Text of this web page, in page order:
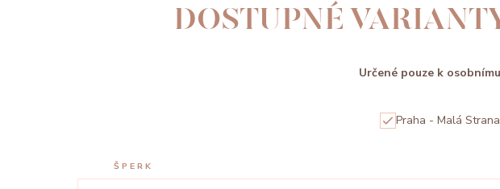
DOSTUPNÉ
Určené pouze k
Praha - Malá Strana
ŠPERK